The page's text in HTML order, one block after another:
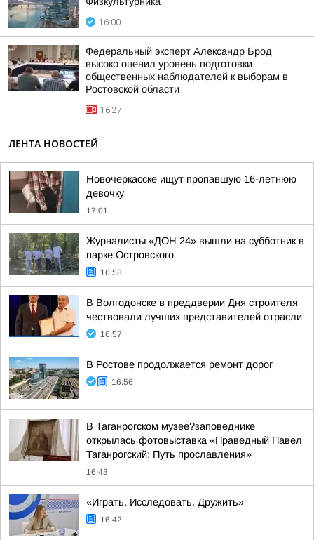
16:00
Федеральный эксперт Александр Брод
высоко оценил уровень подготовки
общественных наблюдателей к выборам в
Ростовской области
16:27
ЛЕНТА НОВОСТЕЙ
Новочеркасске ищут пропавшую 16-летнюю
девочку
17:01
Журналисты «ДОН 24» вышли на субботник в
парке Островского
16:58
В Волгодонске в преддверии Дня строителя
чествовали лучших представителей отрасли
16:57
В Ростове продолжается ремонт дорог
16:56
В Таганрогском музее?заповеднике
открылась фотовыставка «Праведный Павел
Таганрогский: Путь прославления»
16:43
«Играть. Исследовать. Дружить»
16:42